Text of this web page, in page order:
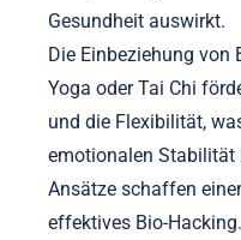
Gesundheit auswirkt.
Die Einbeziehung von
Yoga oder Tai Chi
und die Flexibilität,
emotionalen Stabilität
Ansätze schaffen
effektives Bio-Hacking.